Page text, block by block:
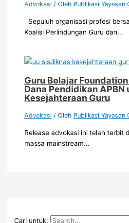
Advokasi/ Oleh Publikasi Yayasan
Sepuluh organisasi profesi
Koalisi Perlindungan Guru dan…
Guru Belajar
Dana Pendidikan APBN
Kesejahteraan Guru
Advokasi/ Oleh Publikasi Yayasan
Release advokasi ini telah terbit
massa mainstream…
Cari untuk: